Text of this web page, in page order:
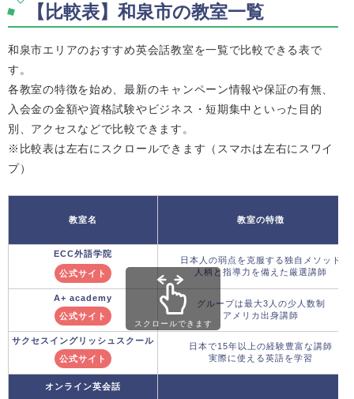
【比較表】和泉市の教室一覧
和泉市エリアのおすすめ英会話教室を一覧で比較できる表で
す。
各教室の特徴を始め、最新のキャンペーン情報や保証の有無、
入会金の金額や資格試験やビジネス・短期集中といった目的
別、アクセスなどで比較できます。
※比較表は左右にスクロールできます（スマホは左右にスワイ
プ）
教室名 教室の特徴
ECC外語学院
公式サイト
日本人の弱点を克服する独自メソッド
人柄と指導力を備えた厳選講師
A+ academy
公式サイト
グループは最大3人の少人数制
アメリカ出身講師
サクセスイングリッシュスクール
公式サイト
日本で15年以上の経験豊富な講師
実際に使える英語を学習
オンライン英会話
スクロールできます